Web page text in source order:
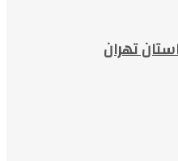
تهران